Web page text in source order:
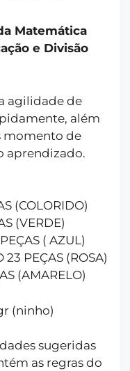
Matemática
e Divisão
agilidade de
além
momento de
aprendizado.
(COLORIDO)
(VERDE)
( AZUL)
23 PEÇAS (ROSA)
(AMARELO)
(ninho)
sugeridas
as regras do